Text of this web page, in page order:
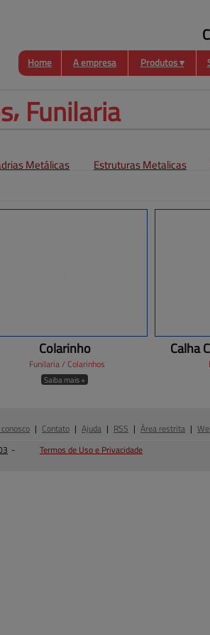
Home A empresa Produtos ▾
Funilaria
Metálicas Estruturas Metalicas
Colarinho
Funilaria / Colarinhos
Saiba mais +
Calha
| Contato | Ajuda | RSS | Área restrita |
- Termos de Uso e Privacidade